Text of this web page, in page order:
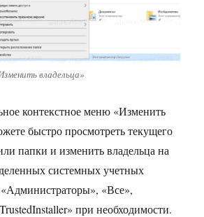
владельца»
контекстное меню «Изменить
быстро просмотреть текущего
папки и изменить владельца на
системных учетных
«Все»,
при необходимости.